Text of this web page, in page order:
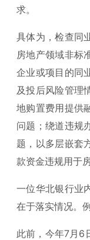
求。
具体为，检查同
房地产领域非标
企业或项目的同
及投后风险管理
地购置费用提供
问题；绕道违规
题，以多层嵌套
款资金违规用于
一位华北银行业
在于落实情况。
此前，今年7月6